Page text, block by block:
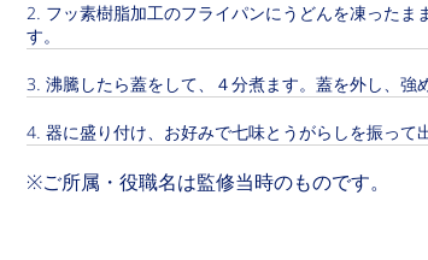
フッ素樹脂加工のフライパンにうどんを凍った
す。
沸騰したら蓋をして、４分煮ます。蓋を外し、強
器に盛り付け、お好みで七味とうがらしを振って
※ご所属・役職名は監修当時のものです。